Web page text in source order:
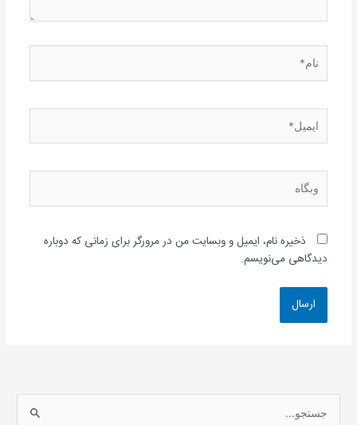
وبگاه
ذخیره نام، ایمیل و وبسایت من در مرورگر برای زمانی که دوباره
دیدگاهی می‌نویسم.